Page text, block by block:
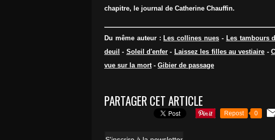
chapitre, le journal de Catherine Chauffin.
Du même auteur : Les collines nues - Les tambours
deuil - Soleil d'enfer - Laissez les filles au vestiaire -
vue sur la mort- Gibier de passage
PARTAGER CET ARTICLE
Repost 0